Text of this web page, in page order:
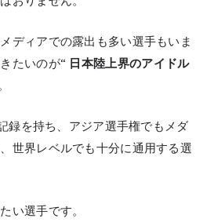
ディアでの露出も多い選手もいま
たいのが“ 日本陸上界のアイドル
を持ち、アジア選手権でもメダ
世界レベルでも十分に通用する選
い選手です。